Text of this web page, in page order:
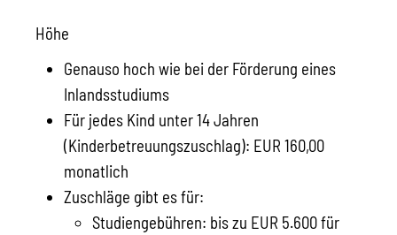
Höhe
Genauso hoch wie bei der Förderung eines
Inlandsstudiums
Für jedes Kind unter 14 Jahren
(Kinderbetreuungszuschlag): EUR 160,00
monatlich
Zuschläge gibt es für:
Studiengebühren: bis zu EUR 5.600 für